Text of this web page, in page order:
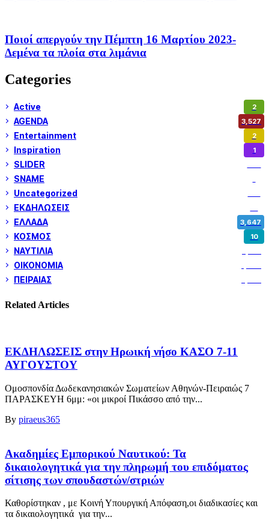
Ποιοί απεργούν την Πέμπτη 16 Μαρτίου 2023-
Δεμένα τα πλοία στα λιμάνια
Categories
Active 2
AGENDA 3,527
Entertainment 2
Inspiration 1
SLIDER
SNAME
Uncategorized
ΕΚΔΗΛΩΣΕΙΣ
ΕΛΛΑΔΑ 3,647
ΚΟΣΜΟΣ 10
ΝΑΥΤΙΛΙΑ
ΟΙΚΟΝΟΜΙΑ
ΠΕΙΡΑΙΑΣ
Related Articles
ΕΚΔΗΛΩΣΕΙΣ στην Ηρωική νήσο ΚΑΣΟ 7-11
ΑΥΓΟΥΣΤΟΥ
Ομοσπονδία Δωδεκανησιακών Σωματείων Αθηνών-Πειραιώς 7
ΠΑΡΑΣΚΕΥΗ 6μμ: «οι μικροί Πικάσσο από την...
By piraeus365
Ακαδημίες Εμπορικού Ναυτικού: Τα
δικαιολογητικά για την πληρωμή του επιδόματος
σίτισης των σπουδαστών/στριών
Καθορίστηκαν , με Κοινή Υπουργική Απόφαση,οι διαδικασίες και
τα δικαιολογητικά για την...